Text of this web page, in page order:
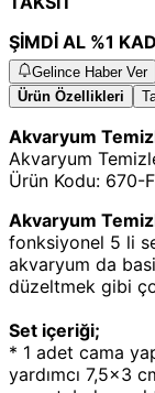
ŞİMDİ AL %1
Gelince Haber Ver
Ürün Özellikleri
Akvaryum
Akvaryum
Ürün Kodu: 670-
Akvaryum
fonksiyonel 5 li
akvaryum da
düzeltmek gibi
Set içeriği;
* 1 adet cama
yardımcı 7,5x3